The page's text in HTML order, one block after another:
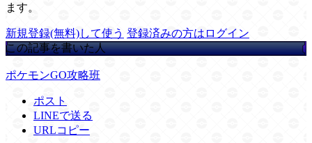
ます。
新規登録(無料)して使う 登録済みの方はログイン
この記事を書いた人
ポケモンGO攻略班
ポスト
LINEで送る
URLコピー